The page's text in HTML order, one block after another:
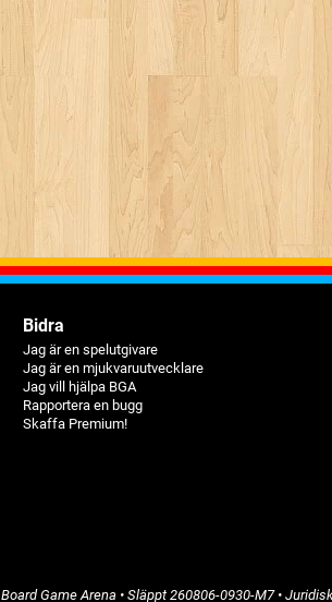
Bidra
Jag är en spelutgivare
Jag är en mjukvaruutvecklare
Jag vill hjälpa BGA
Rapportera en bugg
Skaffa Premium!
Board Game Arena • Släppt260806-0930-M7•